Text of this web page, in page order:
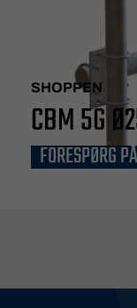
SHOPPEN
CBM 5G
800mm
FORESPØRG